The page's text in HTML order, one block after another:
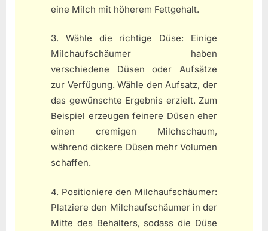
eine Milch mit höherem Fettgehalt.
3. Wähle die richtige Düse: Einige
Milchaufschäumer haben
verschiedene Düsen oder Aufsätze
zur Verfügung. Wähle den Aufsatz, der
das gewünschte Ergebnis erzielt. Zum
Beispiel erzeugen feinere Düsen eher
einen cremigen Milchschaum,
während dickere Düsen mehr Volumen
schaffen.
4. Positioniere den Milchaufschäumer:
Platziere den Milchaufschäumer in der
Mitte des Behälters, sodass die Düse